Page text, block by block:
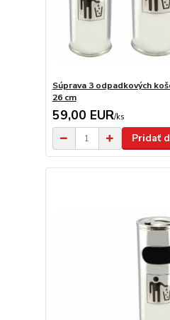
Súprava 3 odpadkových
26 cm
59,00 EUR/ks
Pridať